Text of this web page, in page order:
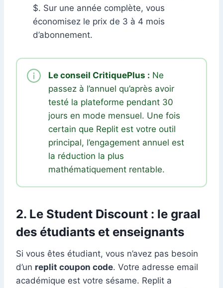
$. Sur une année complète, vous
économisez le prix de 3 à 4 mois
d’abonnement.
Le conseil CritiquePlus : Ne
passez à l’annuel qu’après avoir
testé la plateforme pendant 30
jours en mode mensuel. Une fois
certain que Replit est votre outil
principal, l’engagement annuel est
la réduction la plus
mathématiquement rentable.
2. Le Student Discount : le graal
des étudiants et enseignants
Si vous êtes étudiant, vous n’avez pas besoin
d’un replit coupon code. Votre adresse email
académique est votre sésame. Replit a